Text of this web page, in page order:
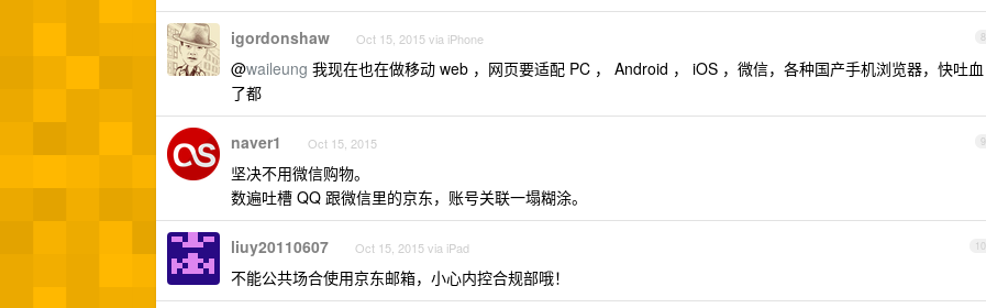
8
igordonshaw Oct 15, 2015 via iPhone
@waileung 我现在也在做移动 web ，网页要适配 PC ， Android ， iOS ，微信，各种国产手机浏览器，快吐血
了都
9
naver1 Oct 15, 2015
坚决不用微信购物。
数遍吐槽 QQ 跟微信里的京东，账号关联一塌糊涂。
10
liuy20110607 Oct 15, 2015 via iPad
不能公共场合使用京东邮箱，小心内控合规部哦！